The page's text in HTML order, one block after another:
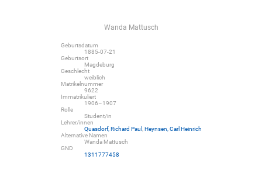
Wanda Mattusch
Geburtsdatum
1885-07-21
Geburtsort
Magdeburg
Geschlecht
weiblich
Matrikelnummer
9622
Immatrikuliert
1906–1907
Rolle
Student/in
Lehrer/innen
Quasdorf, Richard Paul
Heynsen, Carl Heinrich
Alternative Namen
Wanda Mattusch
GND
1311777458